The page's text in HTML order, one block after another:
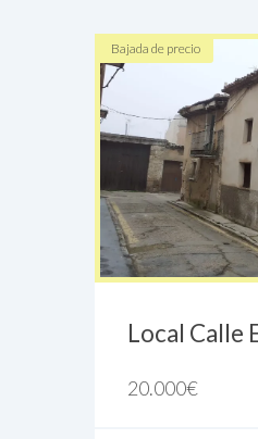
Bajada de precio
Local Calle
20.000€